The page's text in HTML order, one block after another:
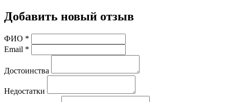
Добавить новый отзыв
ФИО *
Email *
Достоинства
Недостатки